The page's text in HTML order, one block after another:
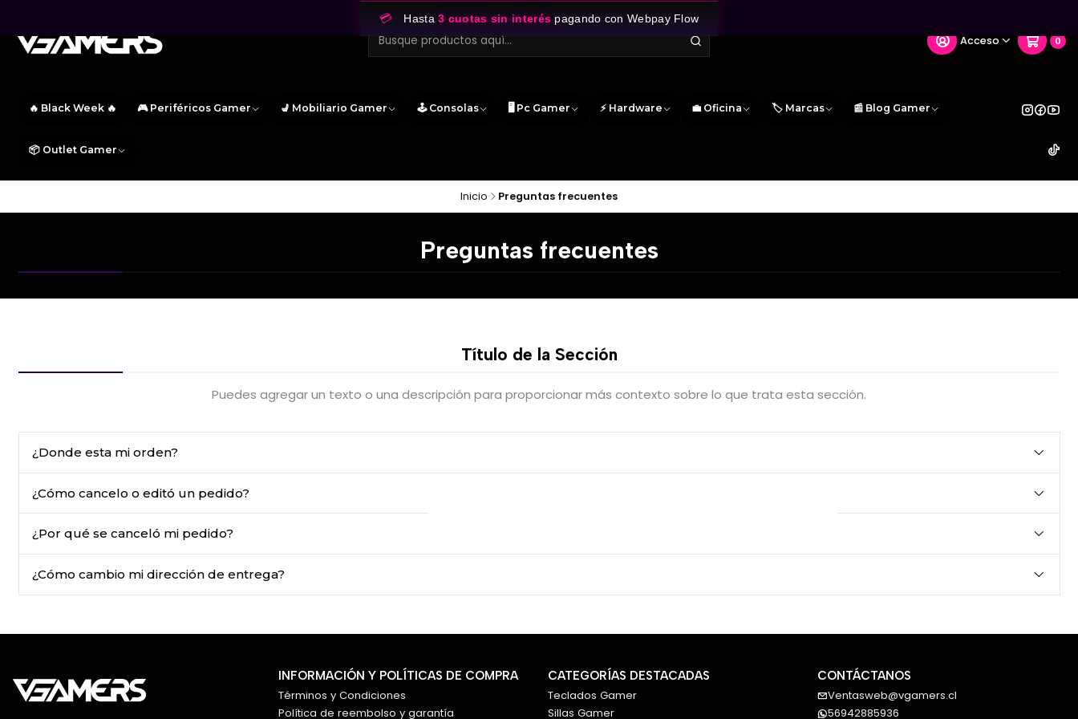
Acceso 0
🔥 Black Week 🔥 🎮 Periféricos Gamer 💺 Mobiliario Gamer 🕹️ Consolas 🖥️ Pc Gamer ⚡ Hardware 💼 Oficina 🏷️ Marcas 📰 Blog Gamer
📦 Outlet Gamer
💳 Hasta3 cuotas sin interés pagando con Webpay Flow
Inicio Preguntas frecuentes
Preguntas frecuentes
Título de la Sección
Puedes agregar un texto o una descripción para proporcionar más contexto sobre lo que trata esta sección.
¿Donde esta mi orden?
¿Cómo cancelo o editó un pedido?
¿Por qué se canceló mi pedido?
¿Cómo cambio mi dirección de entrega?
INFORMACIÓN Y POLÍTICAS DE COMPRA
Términos y Condiciones
Política de reembolso y garantía
CATEGORÍAS DESTACADAS
Teclados Gamer
Sillas Gamer
CONTÁCTANOS
Ventasweb@vgamers.cl
56942885936